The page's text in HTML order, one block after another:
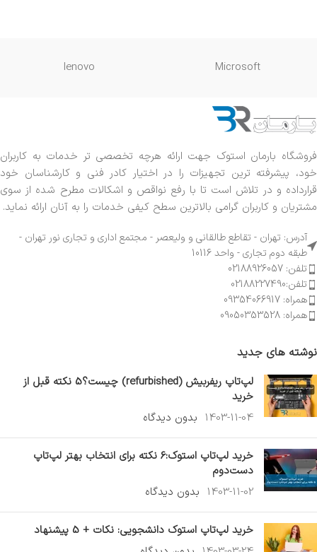
Microsoft
lenovo
فروشگاه بارمان استوک جهت ارائه هرچه تخصصی تر خدمات به کاربران
خود، پیشرفته ترین تجهیزات را در اختیار کادر فنی و کارشناسان خود
قرارداده و در تلاش است تا با رفع نواقص و اشکالات مطرح شده از سوی
مشتریان و کاربران گرامی بالاترین سطح کیفی خدمات را به آنان ارائه نماید.
آدرس: تهران - تقاطع طالقانی و ولیعصر - مجتمع اداری و تجاری نور تهران -
طبقه دوم تجاری - واحد 10116
تلفن: 02188926057
تلفن:02188227490
همراه: 09354066917
همراه: 09050353528
نوشته های جدید
لپ‌تاپ ریفربیش (refurbished) چیست؟5 نکته قبل از
خرید
1403-11-04 بدون دیدگاه
خرید لپ‌تاپ استوک:6 نکته برای انتخاب بهتر لپ‌تاپ
دست‌دوم
1403-11-02 بدون دیدگاه
خرید لپ‌تاپ استوک دانشجویی: نکات + 5 پیشنهاد